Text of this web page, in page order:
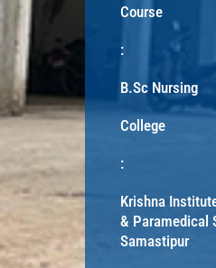
Course
:
B.Sc Nursing
College
:
Krishna
& Paramedical
Samastipur